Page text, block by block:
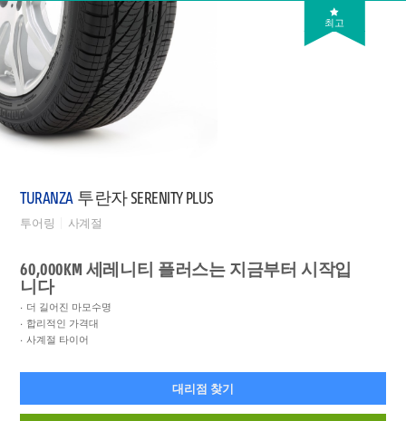
최고
TURANZA 투란자 SERENITY PLUS
투어링 사계절
60,000KM 세레니티 플러스는 지금부터 시작입
니다
더 길어진 마모수명
합리적인 가격대
사계절 타이어
대리점 찾기